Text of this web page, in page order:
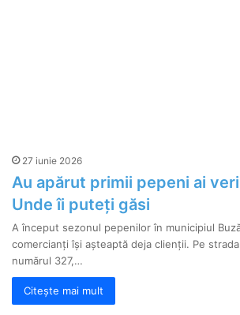
27 iunie 2026
Au apărut primii pepeni ai
Unde îi puteți găsi
A început sezonul pepenilor în municipiul
comercianți își așteaptă deja clienții. Pe
numărul 327,…
Citește mai mult